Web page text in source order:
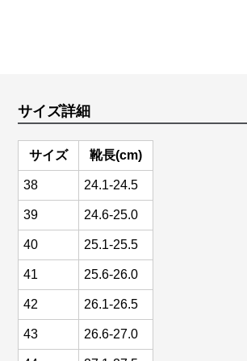
サイズ詳細
サイズ 靴長(cm)
38 24.1-24.5
39 24.6-25.0
40 25.1-25.5
41 25.6-26.0
42 26.1-26.5
43 26.6-27.0